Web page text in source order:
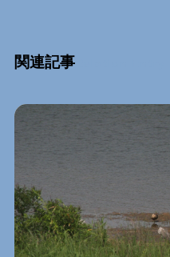
関連記事Relation Entry